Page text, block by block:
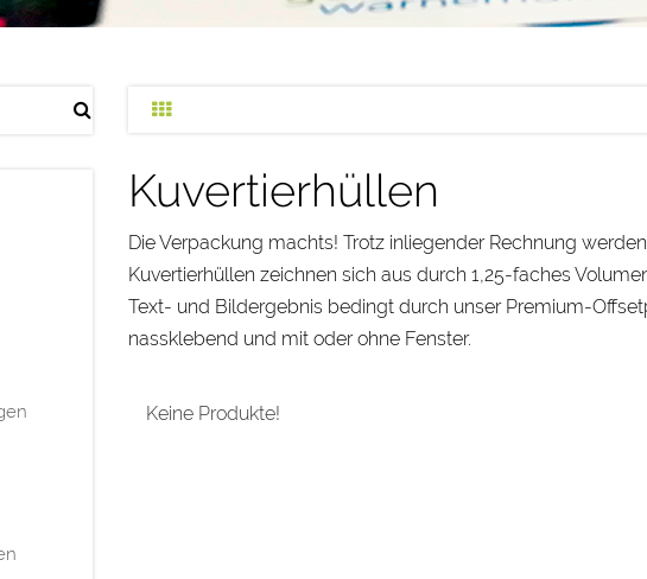
Kuvertierhüllen
Die Verpackung machts! Trotz inliegender Rechnung
Kuvertierhüllen zeichnen sich aus durch 1,25-faches
Text- und Bildergebnis bedingt durch unser Premium-
nassklebend und mit oder ohne Fenster.
Keine Produkte!